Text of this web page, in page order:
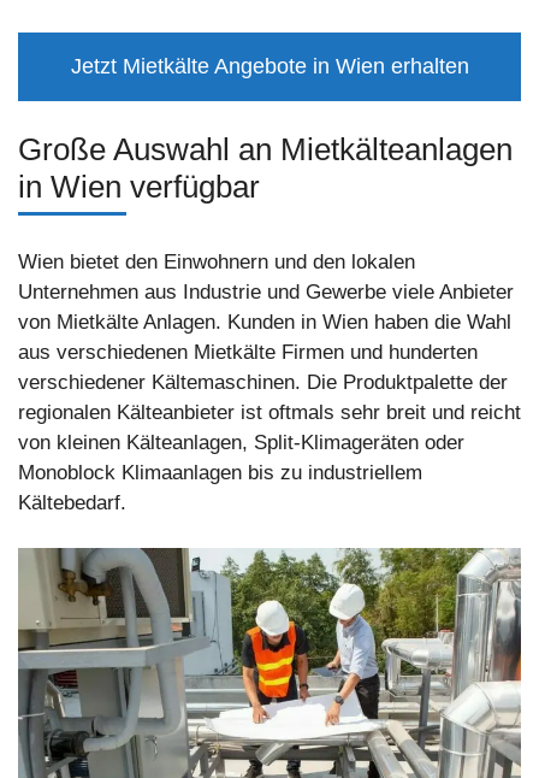
Jetzt Mietkälte Angebote in Wien erhalten
Große Auswahl an Mietkälteanlagen
in Wien verfügbar
Wien bietet den Einwohnern und den lokalen
Unternehmen aus Industrie und Gewerbe viele Anbieter
von Mietkälte Anlagen. Kunden in Wien haben die Wahl
aus verschiedenen Mietkälte Firmen und hunderten
verschiedener Kältemaschinen. Die Produktpalette der
regionalen Kälteanbieter ist oftmals sehr breit und reicht
von kleinen Kälteanlagen, Split-Klimageräten oder
Monoblock Klimaanlagen bis zu industriellem
Kältebedarf.